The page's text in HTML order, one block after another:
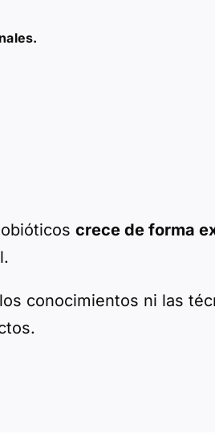
crece de forma
conocimientos ni las